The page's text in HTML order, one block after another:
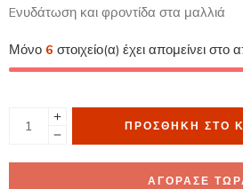
Eνυδάτωση και φροντίδα στα μαλλιά
Μόνο 6 στοιχείο(α) έχει απομείνει στο
ΠΡΟΣΘΉΚΗ ΣΤΟ
ΑΓΟΡΑΣΕ